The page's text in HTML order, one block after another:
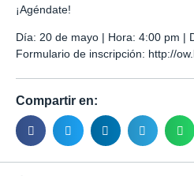
¡Agéndate!
Día: 20 de mayo | Hora: 4:00 pm |
Formulario de inscripción: http://
Compartir en: